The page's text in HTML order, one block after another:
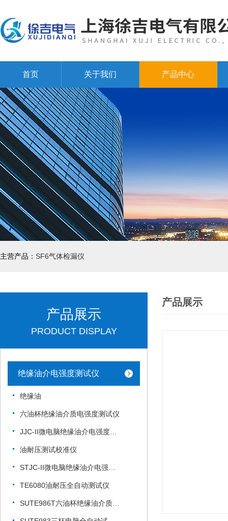
首页 关于我们 产品中心
主营产品： SF6气体检漏仪
产品展示
PRODUCT DISPLAY
绝缘油介电强度测试仪
绝缘油
六油杯绝缘油介质电强度测试仪
油耐压测试校准仪
TE6080油耐压全自动测试仪
产品展示